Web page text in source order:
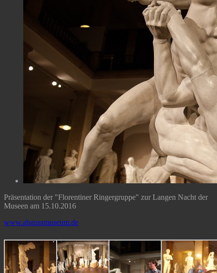
Präsentation der "Florentiner Ringergruppe" zur Langen Nacht der
Museen am 15.10.2016
www.abgussmuseum.de